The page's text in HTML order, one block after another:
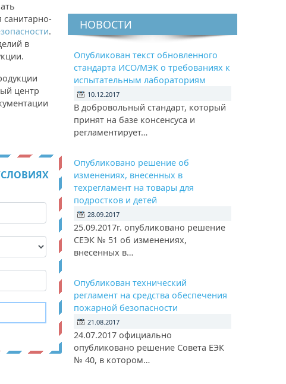
.
в
центр
НОВОСТИ
Опубликован текст обновленного
стандарта ИСО/МЭК о требованиях к
испытательным лабораториям
10.12.2017
В добровольный стандарт, который
принят на базе консенсуса и
регламентирует…
Опубликовано решение об
изменениях, внесенных в
техрегламент на товары для
подростков и детей
28.09.2017
25.09.2017г. опубликовано решение
СЕЭК № 51 об изменениях,
внесенных в…
Опубликован технический
регламент на средства обеспечения
пожарной безопасности
21.08.2017
24.07.2017 официально
опубликовано решение Совета ЕЭК
№ 40, в котором…